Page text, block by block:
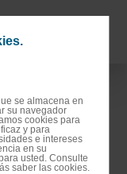
se almacena en
su navegador
cookies para
y para
e intereses
en su
usted. Consulte
saber las cookies.